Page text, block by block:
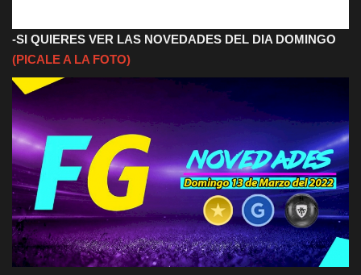
-SI QUIERES VER LAS NOVEDADES DEL DIA DOMINGO
(PICALE A LA FOTO)